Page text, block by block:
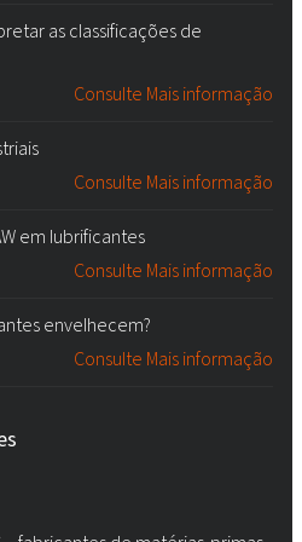
as classificações de
Consulte Mais informação
Consulte Mais informação
em lubrificantes
Consulte Mais informação
envelhecem?
Consulte Mais informação